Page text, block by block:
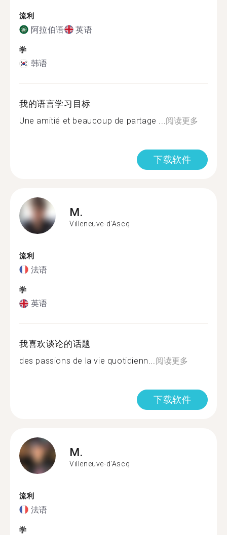
流利
阿拉伯语 英语
学
韩语
我的语言学习目标
Une amitié et beaucoup de partage ...阅读更多
下载软件
M.
Villeneuve-d'Ascq
流利
法语
学
英语
我喜欢谈论的话题
des passions de la vie quotidienn...阅读更多
下载软件
M.
Villeneuve-d'Ascq
流利
法语
学